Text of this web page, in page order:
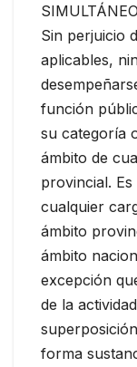
Sin perjuicio
aplicables,
función
su categoría
ámbito de
provincial.
cualquier
ámbito
ámbito
excepción
de la
forma